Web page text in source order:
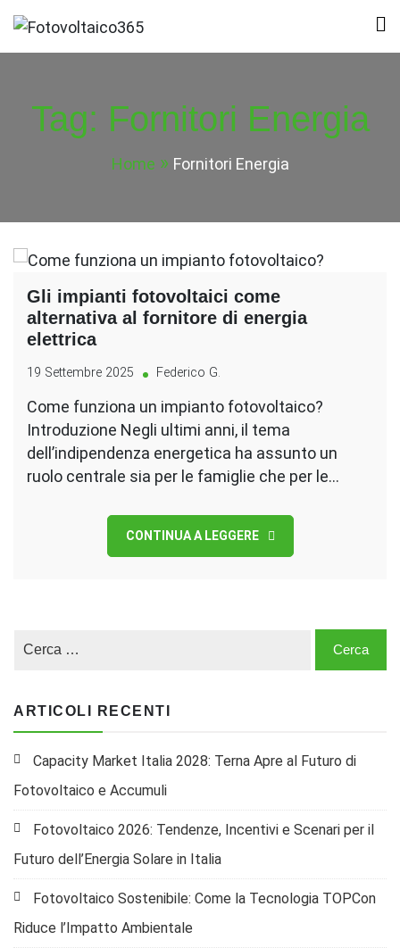
Skip
to
Fotovoltaico365
Impianto a Costo Zero Autofinanziato
Tag: Fornitori Energia
Home Fornitori Energia
Gli impianti fotovoltaici come
alternativa al fornitore di energia
elettrica
19 Settembre 2025 Federico G.
Come funziona un impianto fotovoltaico?
Introduzione Negli ultimi anni, il tema
dell’indipendenza energetica ha assunto un
ruolo centrale sia per le famiglie che per le…
CONTINUA A LEGGERE
ARTICOLI RECENTI
Capacity Market Italia 2028: Terna Apre al Futuro di
Fotovoltaico e Accumuli
Fotovoltaico 2026: Tendenze, Incentivi e Scenari per il
Futuro dell’Energia Solare in Italia
Fotovoltaico Sostenibile: Come la Tecnologia TOPCon
Riduce l’Impatto Ambientale